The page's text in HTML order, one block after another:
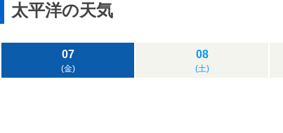
太平洋の天気
07
(金)
08
(土)